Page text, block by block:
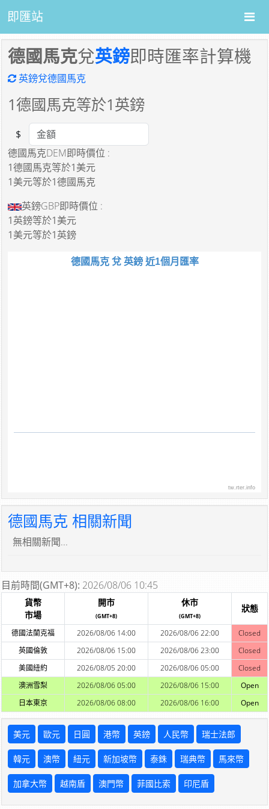
即匯站
德國馬克兌英鎊即時匯率計算機
英鎊兌德國馬克
1德國馬克等於1英鎊
Amount
$
德國馬克DEM即時價位 :
1德國馬克等於1美元
1美元等於1德國馬克
英鎊GBP即時價位 :
1英鎊等於1美元
1美元等於1英鎊
德國馬克 兌 英鎊 近1個月匯率
tw.rter.info
德國馬克 相關新聞
無相關新聞...
目前時間(GMT+8): 2026/08/06 10:45
貨幣
市場
開市
(GMT+8)
休市
(GMT+8)
狀態
德國法蘭克福 2026/08/06 14:00 2026/08/06 22:00
Closed
英國倫敦
2026/08/06 15:00 2026/08/06 23:00
Closed
美國紐約
2026/08/05 20:00 2026/08/06 05:00
Closed
澳洲雪梨
2026/08/06 05:00 2026/08/06 15:00
Open
日本東京
2026/08/06 08:00 2026/08/06 16:00 Open
美元 歐元 日圓 港幣 英鎊 人民幣 瑞士法郎
韓元 澳幣 紐元 新加坡幣 泰銖 瑞典幣 馬來幣
加拿大幣 越南盾 澳門幣 菲國比索 印尼盾